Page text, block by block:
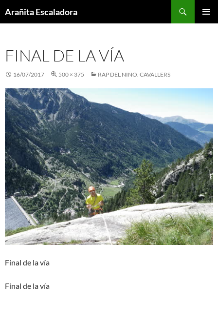
toArañita Escaladora
FINAL DE LA VÍA
16/07/2017 500 × 375 RAP DEL NIÑO. CAVALLERS
Final de la vía
Final de la vía